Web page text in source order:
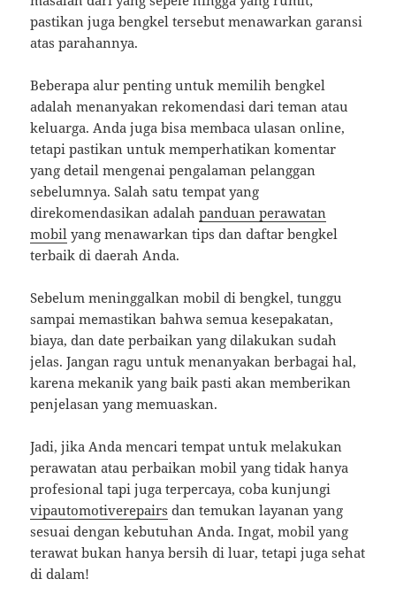
pastikan juga bengkel tersebut menawarkan garansi
atas parahannya.
Beberapa alur penting untuk memilih bengkel
adalah menanyakan rekomendasi dari teman atau
keluarga. Anda juga bisa membaca ulasan online,
tetapi pastikan untuk memperhatikan komentar
yang detail mengenai pengalaman pelanggan
sebelumnya. Salah satu tempat yang
direkomendasikan adalahpanduan perawatan
mobil yang menawarkan tips dan daftar bengkel
terbaik di daerah Anda.
Sebelum meninggalkan mobil di bengkel, tunggu
sampai memastikan bahwa semua kesepakatan,
biaya, dan date perbaikan yang dilakukan sudah
jelas. Jangan ragu untuk menanyakan berbagai hal,
karena mekanik yang baik pasti akan memberikan
penjelasan yang memuaskan.
Jadi, jika Anda mencari tempat untuk melakukan
perawatan atau perbaikan mobil yang tidak hanya
profesional tapi juga terpercaya, coba kunjungi
vipautomotiverepairs dan temukan layanan yang
sesuai dengan kebutuhan Anda. Ingat, mobil yang
terawat bukan hanya bersih di luar, tetapi juga sehat
di dalam!